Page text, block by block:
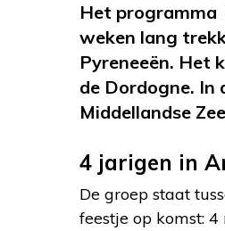
Het programma
weken lang
Pyreneeën. Het
de Dordogne. In
Middellandse
4 jarigen in
De groep staat
feestje op komst: